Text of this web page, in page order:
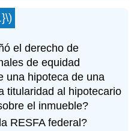
el derecho de
de equidad
una hipoteca de una
titularidad al hipotecario
el inmueble?
RESFA federal?